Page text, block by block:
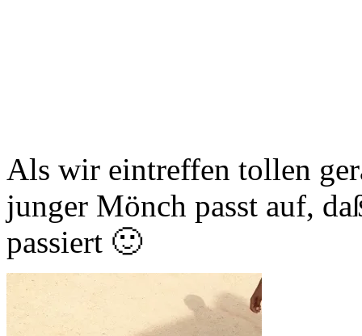
Als wir eintreffen tollen
junger Mönch passt auf,
passiert 🙂